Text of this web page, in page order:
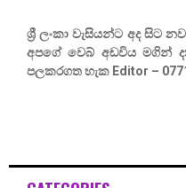
ශ්‍රී ලංකා වැසියන්ට අද සිට
අපගේ වෙබ් අඩවිය මගින්
පලකරගත හැක Editor –